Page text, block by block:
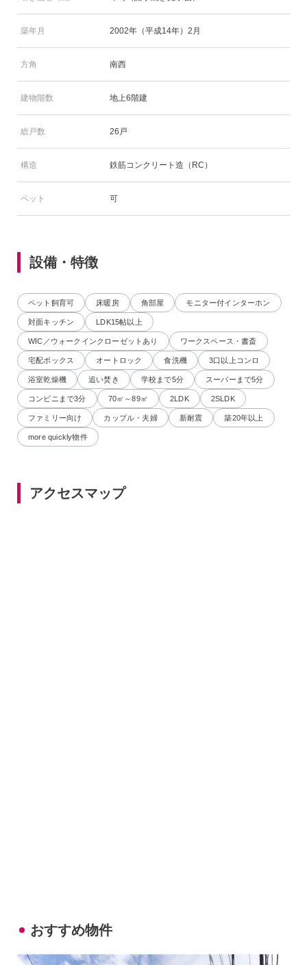
築年月 2002年（平成14年）2月
方角 南西
建物階数 地上6階建
総戸数 26戸
構造 鉄筋コンクリート造（RC）
ペット 可
設備・特徴
ペット飼育可 床暖房 角部屋 モニター付インターホン
対面キッチン LDK15帖以上
WIC／ウォークインクローゼットあり ワークスペース・書斎
宅配ボックス オートロック 食洗機 3口以上コンロ
浴室乾燥機 追い焚き 学校まで5分 スーパーまで5分
コンビニまで3分 70㎡～89㎡ 2LDK 2SLDK
ファミリー向け カップル・夫婦 新耐震 築20年以上
more quickly物件
アクセスマップ
おすすめ物件